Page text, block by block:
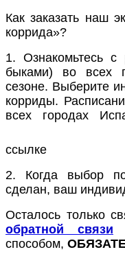
Как заказать наш
коррида»?
1. Ознакомьтесь
быками) во всех
сезоне. Выберите
корриды.
всех городах
ссылке
2. Когда выбор
сделан, ваш
Осталось только
обратной связи
способом,